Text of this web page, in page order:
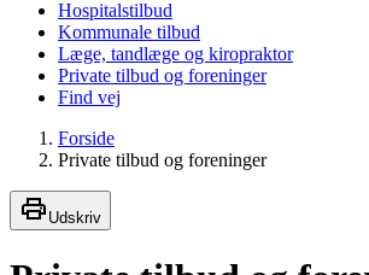
Hospitalstilbud
Kommunale tilbud
Læge, tandlæge og kiropraktor
Private tilbud og foreninger
Find vej
Forside
Private tilbud og foreninger
Udskriv